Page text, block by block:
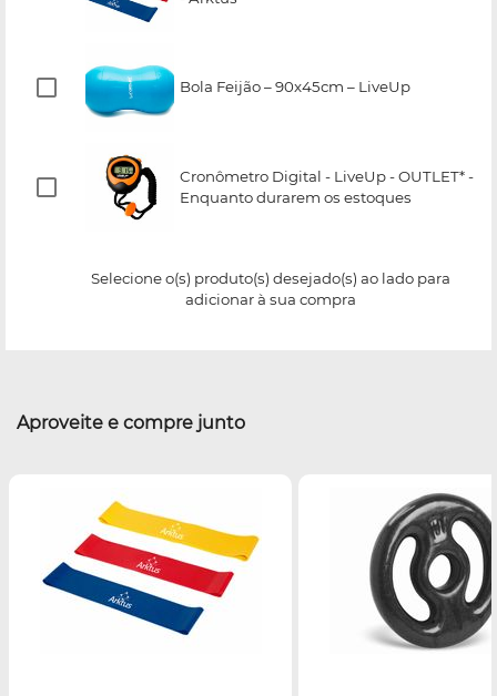
Bola Feijão – 90x45cm – LiveUp
Cronômetro Digital - LiveUp - OUTLET* -
Enquanto durarem os estoques
Selecione o(s) produto(s) desejado(s) ao lado para
adicionar à sua compra
Aproveite e compre junto